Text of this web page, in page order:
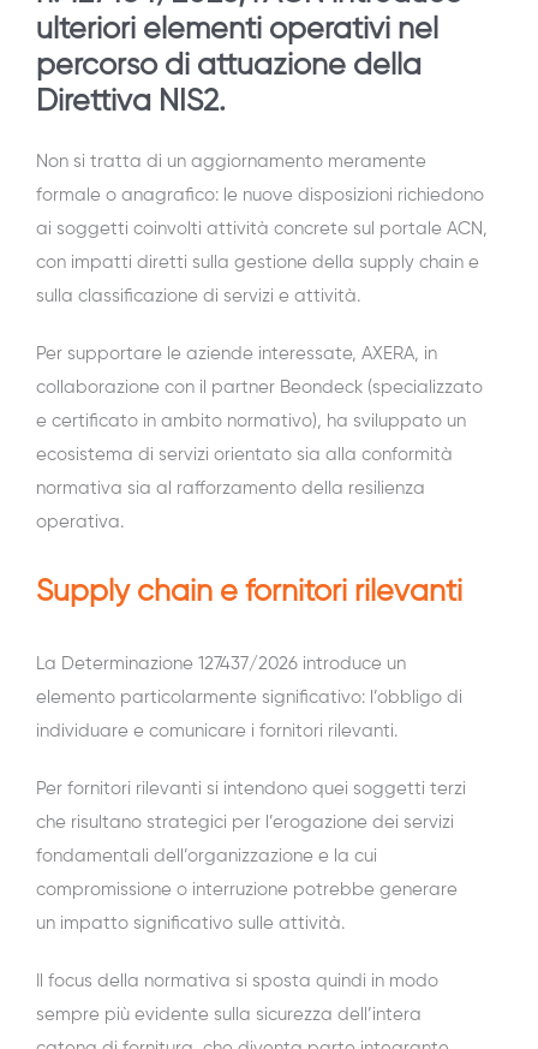
ulteriori elementi operativi nel
percorso di attuazione della
Direttiva NIS2.
Non si tratta di un aggiornamento meramente
formale o anagrafico: le nuove disposizioni richiedono
ai soggetti coinvolti attività concrete sul portale ACN,
con impatti diretti sulla gestione della supply chain e
sulla classificazione di servizi e attività.
Per supportare le aziende interessate, AXERA, in
collaborazione con il partner Beondeck (specializzato
e certificato in ambito normativo), ha sviluppato un
ecosistema di servizi orientato sia alla conformità
normativa sia al rafforzamento della resilienza
operativa.
Supply chain e fornitori rilevanti
La Determinazione 127437/2026 introduce un
elemento particolarmente significativo: l’obbligo di
individuare e comunicare i fornitori rilevanti.
Per fornitori rilevanti si intendono quei soggetti terzi
che risultano strategici per l’erogazione dei servizi
fondamentali dell’organizzazione e la cui
compromissione o interruzione potrebbe generare
un impatto significativo sulle attività.
Il focus della normativa si sposta quindi in modo
sempre più evidente sulla sicurezza dell’intera